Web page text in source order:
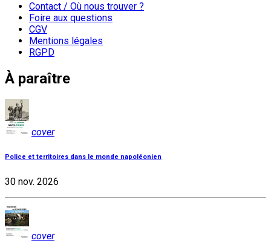
Contact / Où nous trouver ?
Foire aux questions
CGV
Mentions légales
RGPD
À paraître
cover
Police et territoires dans le monde napoléonien
30 nov. 2026
cover